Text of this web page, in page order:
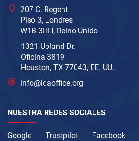
207 C. Regent
Piso 3, Londres
W1B 3HH, Reino Unido
1321 Upland Dr.
Oficina 3819
Houston, TX 77043, EE. UU.
info@idaoffice.org
NUESTRA REDES SOCIALES
Google Trustpilot Facebook